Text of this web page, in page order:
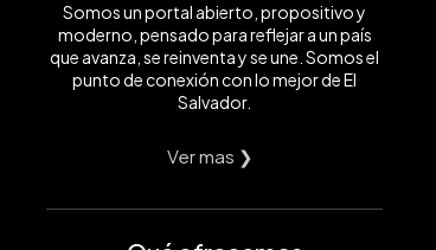
Somos un portal abierto, propositivo y
moderno, pensado para reflejar a un país
que avanza, se reinventa y se une. Somos el
punto de conexión con lo mejor de El
Salvador.
Ver mas ❯